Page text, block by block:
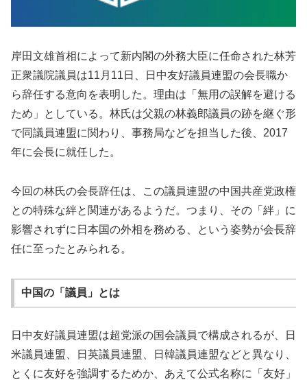
岸田文雄首相によって新内閣の外務大臣に任命された林芳
正衆議院議員は11月11日、日中友好議員連盟の会長職か
ら辞任する意向を表明した。理由は「無用の誤解を避ける
ため」としている。林氏は父親の林義郎議員の跡を継ぐ形
で同議員連盟に関わり、事務局などを担当した後、2017
年に会長に就任した。
今回の林氏の会長辞任は、この議員連盟の中国共産党政権
との特殊な絆と関連があるようだ。つまり、その「絆」に
影響されずに日本国の外相を務める、という姿勢が会長辞
任に至ったとみられる。
中国の「議員」とは
日中友好議員連盟は超党派の国会議員で構成されるが、日
米議員連盟、日英議員連盟、日韓議員連盟などと異なり、
とくに友好を強調するためか、あえて公式名称に「友好」